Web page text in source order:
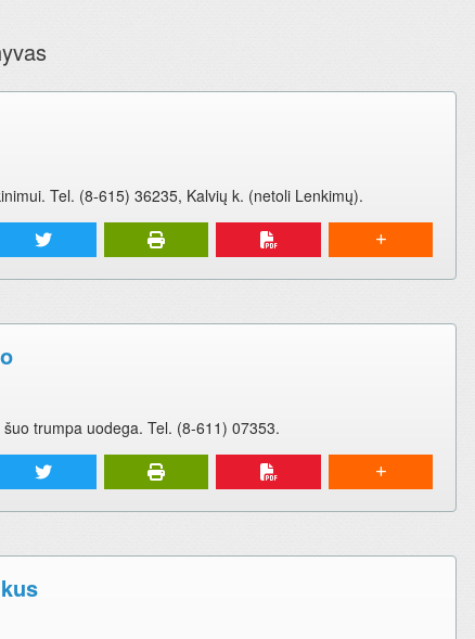
Tel. (8-615) 36235, Kalvių k. (netoli Lenkimų).
trumpa uodega. Tel. (8-611) 07353.